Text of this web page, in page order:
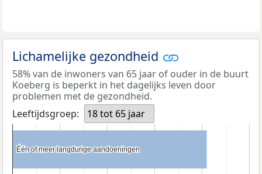
Lichamelijke gezondheid
58% van de inwoners van 65 jaar of ouder in de buurt
Koeberg is beperkt in het dagelijks leven door
problemen met de gezondheid.
Leeftijdsgroep:
18 tot 65 jaar
Één of meer langdurige aandoeningen
Één of meer langdurige aandoeningen